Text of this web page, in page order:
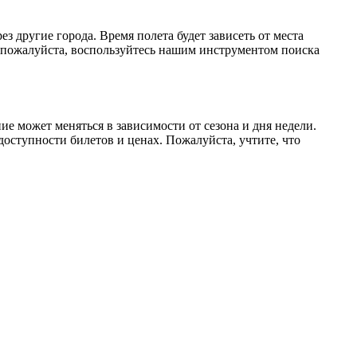
города. Время полета будет зависеть от места
воспользуйтесь нашим инструментом поиска
может меняться в зависимости от сезона и дня недели.
билетов и ценах. Пожалуйста, учтите, что